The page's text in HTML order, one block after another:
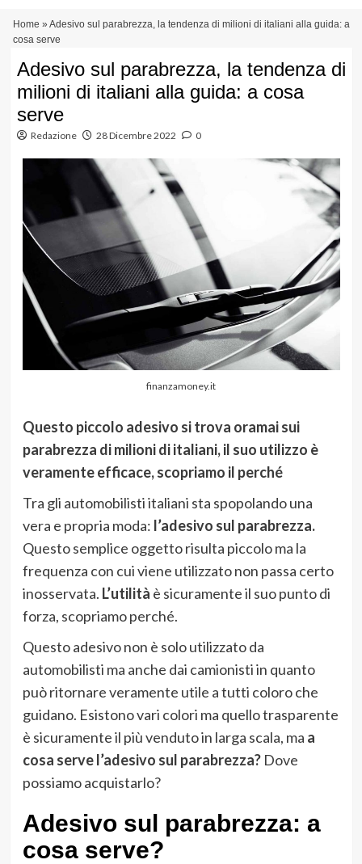
principale
Home » Adesivo sul parabrezza, la tendenza di milioni di italiani alla guida: a
cosa serve
Adesivo sul parabrezza, la tendenza di
milioni di italiani alla guida: a cosa
serve
Redazione 28 Dicembre 2022 0
finanzamoney.it
Questo piccolo adesivo si trova oramai sui
parabrezza di milioni di italiani, il suo utilizzo è
veramente efficace, scopriamo il perché
Tra gli automobilisti italiani sta spopolando una
vera e propria moda: l’adesivo sul parabrezza.
Questo semplice oggetto risulta piccolo ma la
frequenza con cui viene utilizzato non passa certo
inosservata. L’utilità è sicuramente il suo punto di
forza, scopriamo perché.
Questo adesivo non è solo utilizzato da
automobilisti ma anche dai camionisti in quanto
può ritornare veramente utile a tutti coloro che
guidano. Esistono vari colori ma quello trasparente
è sicuramente il più venduto in larga scala, ma a
cosa serve l’adesivo sul parabrezza?Dove
possiamo acquistarlo?
Adesivo sul parabrezza: a
cosa serve?